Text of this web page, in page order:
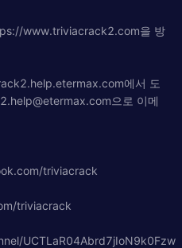
www.triviacrack2.com을 방
에서 도
으로 이메
triviacrack
triviacrack
UCTLaR04Abrd7jIoN9k0Fzw